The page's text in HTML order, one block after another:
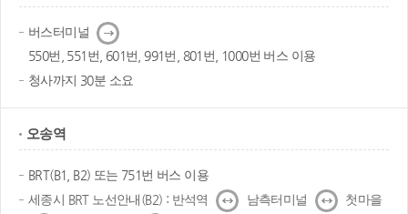
버스터미널 다
음
550번, 551번, 601번, 991번, 801번, 1000번 버스 이용
청사까지 30분 소요
오송역
BRT(B1, B2) 또는 751번 버스 이용
세종시 BRT 노선안내(B2) : 반석역
↔ 남측터미널 ↔
첫마을